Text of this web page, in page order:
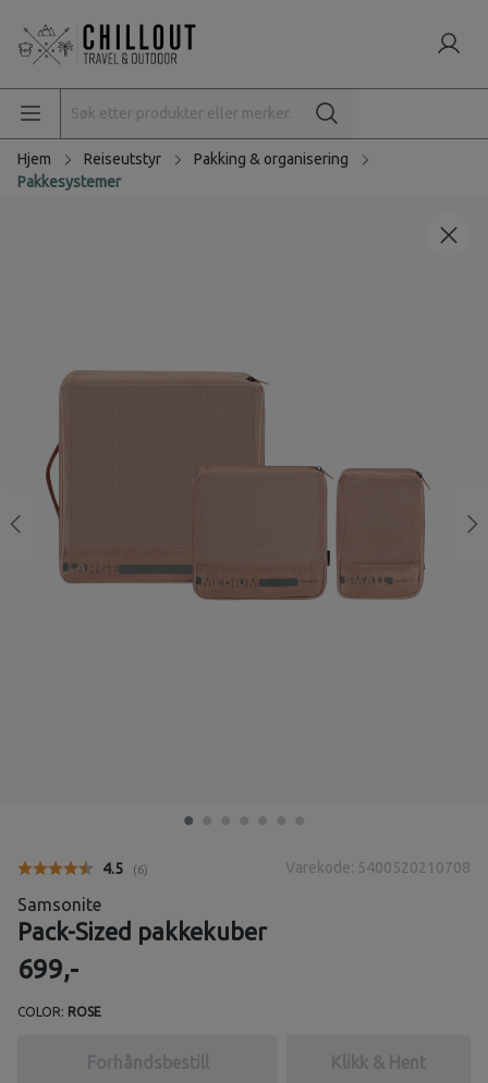
Hjem Reiseutstyr
Pakking & organisering
Pakkesystemer
Gjennomsnittskarakter:
4.5 (stemmer:
6) Varekode: 5400520210708
Samsonite
Pack-Sized pakkekuber
699,-
COLOR: ROSE
Forhåndsbestill Klikk & Hent